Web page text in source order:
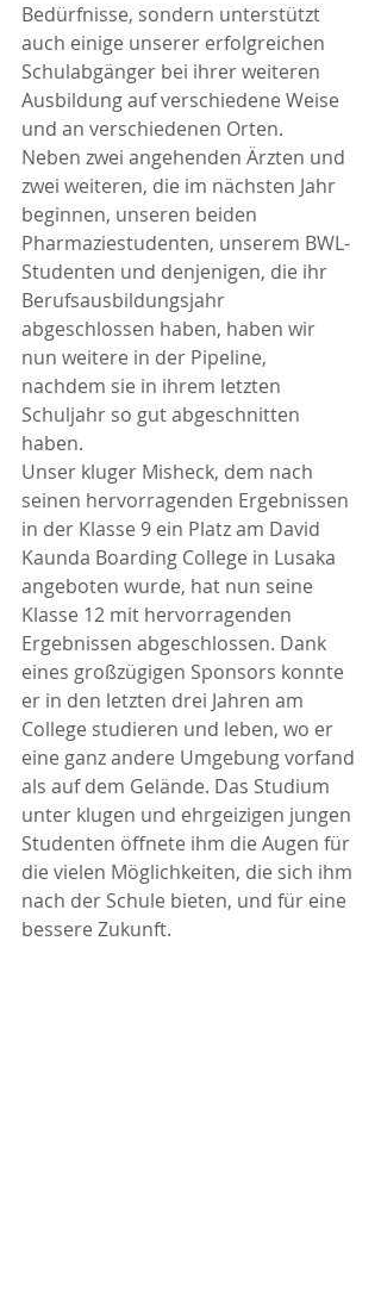
Bedürfnisse, sondern unterstützt
auch einige unserer erfolgreichen
Schulabgänger bei ihrer weiteren
Ausbildung auf verschiedene Weise
und an verschiedenen Orten.
Neben zwei angehenden Ärzten und
zwei weiteren, die im nächsten Jahr
beginnen, unseren beiden
Pharmaziestudenten, unserem BWL-
Studenten und denjenigen, die ihr
Berufsausbildungsjahr
abgeschlossen haben, haben wir
nun weitere in der Pipeline,
nachdem sie in ihrem letzten
Schuljahr so gut abgeschnitten
haben.
Unser kluger Misheck, dem nach
seinen hervorragenden Ergebnissen
in der Klasse 9 ein Platz am David
Kaunda Boarding College in Lusaka
angeboten wurde, hat nun seine
Klasse 12 mit hervorragenden
Ergebnissen abgeschlossen. Dank
eines großzügigen Sponsors konnte
er in den letzten drei Jahren am
College studieren und leben, wo er
eine ganz andere Umgebung vorfand
als auf dem Gelände. Das Studium
unter klugen und ehrgeizigen jungen
Studenten öffnete ihm die Augen für
die vielen Möglichkeiten, die sich ihm
nach der Schule bieten, und für eine
bessere Zukunft.